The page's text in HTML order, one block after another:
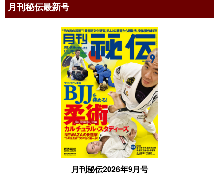
月刊秘伝最新号
月刊秘伝2026年9月号